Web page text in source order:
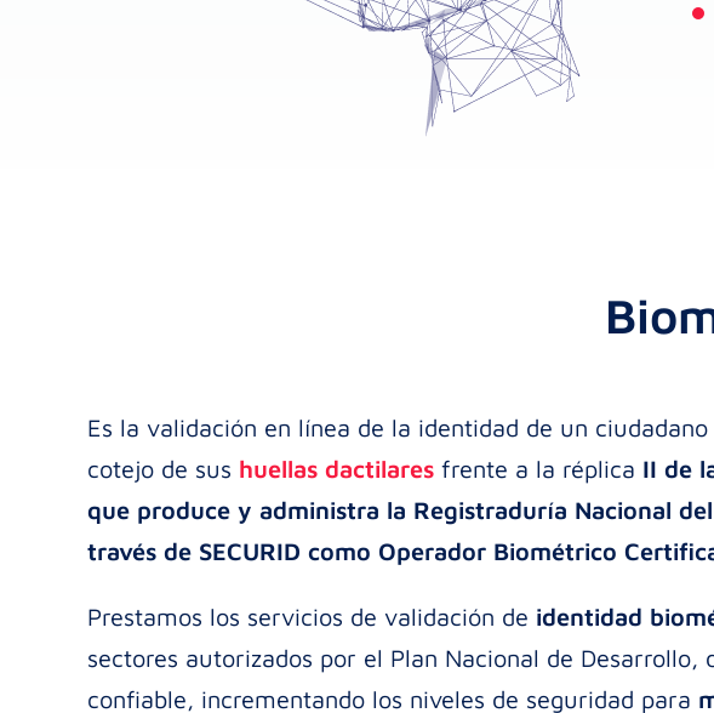
Es la validación en línea de la identidad de un
cotejo de sus huellas dactilaresfrente a la réplica II de
que produce y administra la Registraduría Nacional
través de SECURID como Operador Biométrico
Prestamos los servicios de validación de identidad
sectores autorizados por el Plan Nacional de
confiable, incrementando los niveles de seguridad para